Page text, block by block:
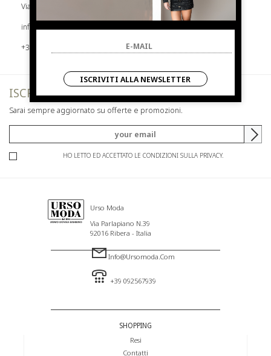
Via Parlapiano N.39 92016 Ribera
info@ursomoda.com
+39 092567939
ISCRIVITI ALLA NEWSLETTER
Sarai sempre aggiornato su offerte e promozioni.
HO LETTO ED ACCETTATO LE CONDIZIONI SULLA PRIVACY.
Urso Moda
Via Parlapiano N.39
92016 Ribera - Italia
Info@ursomoda.com
+39 092567939
SHOPPING
Resi
Contatti
ISCRIVITI ALLA NEWSLETTER